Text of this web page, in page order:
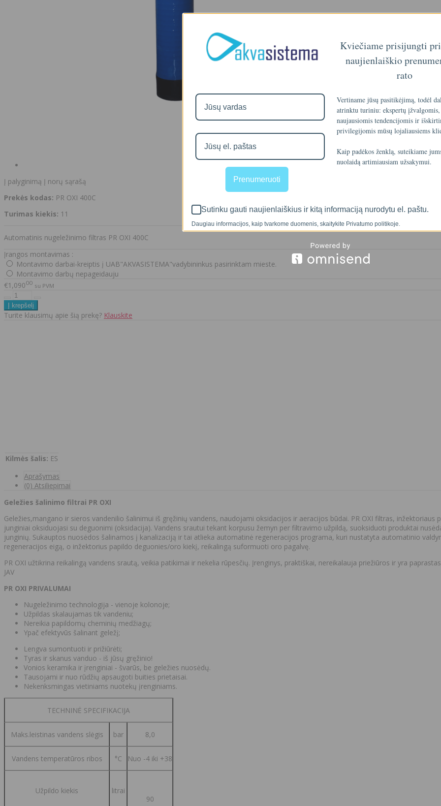
Į palyginimą Į norų sąrašą
Prekės kodas: PR OXI 400C
Turimas kiekis: 11
Automatinis nugeležinimo filtras PR OXI 400C
Įrangos montavimas :
Montavimo darbai-kreiptis į UAB"AKVASISTEMA"vadybininkus pasirinktam mieste.
Montavimo darbų nepageidauju
€1,09000 su PVM
Turite klausimų apie šią prekę? Klauskite
Kilmės šalis: ES
Aprašymas
(0) Atsiliepimai
Geležies šalinimo filtrai PR OXI
Geležies,mangano ir sieros vandenilio šalinimui iš gręžinių vandens, naudojami oksidacijos ir aeracijos būdai. PR OXI filtras,
junginiai oksiduojasi su deguonimi (oksidacija). Vandens srautui tekant korpusu žemyn per filtravimo užpildą, suoksiduoti produktai
junginių. Sukauptos nuosėdos šalinamos į kanalizaciją ir tai atlieka automatinė regeneracijos programa, kuri nustatyta automatinio
regeneracijos eigą, o inžektorius papildo deguonies/oro kiekį, reikalingą suformuoti oro pagalvę.
PR OXI užtikrina reikalingą vandens srautą, veikia patikimai ir nekelia rūpesčių. Įrenginys, praktiškai, nereikalauja priežiūros ir yra
JAV
PR OXI PRIVALUMAI
Nugeležinimo technologija - vienoje kolonoje;
Užpildas skalaujamas tik vandeniu;
Nereikia papildomų cheminių medžiagų;
Ypač efektyvūs šalinant geležį;
Lengva sumontuoti ir prižiūrėti;
Tyras ir skanus vanduo - iš jūsų gręžinio!
Vonios keramika ir įrenginiai - švarūs, be geležies nuosėdų.
Tausojami ir nuo rūdžių apsaugoti buities prietaisai.
Nekenksmingas vietiniams nuotekų įrenginiams.
TECHNINĖ SPECIFIKACIJA
Maks.leistinas vandens slėgis bar 8,0
Vandens temperatūros ribos °C Nuo -4 iki +38
Užpildo kiekis
litrai
90
Prenumeruoti
Kviečiame prisijungti
naujienlaiškio
rato
Vertiname jūsų pasitikėjimą, todėl
atrinktu turiniu: ekspertų įžvalgomis,
naujausiomis tendencijomis ir
privilegijomis mūsų lojaliausiems
Kaip padėkos ženklą, suteikiame
nuolaidą artimiausiam užsakymui.
Sutinku gauti naujienlaiškius ir kitą informaciją nurodytu el. paštu.
Daugiau informacijos, kaip tvarkome duomenis, skaitykite Privatumo politikoje.